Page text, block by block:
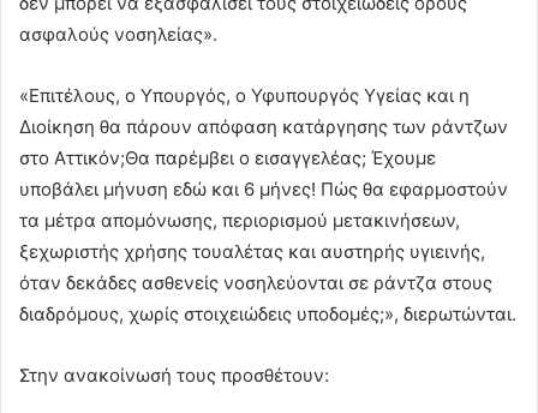
ασφαλούς νοσηλείας».
«Επιτέλους, ο Υπουργός, ο Υφυπουργός Υγείας και η
Διοίκηση θα πάρουν απόφαση κατάργησης των ράντζων
στο Αττικόν;Θα παρέμβει ο εισαγγελέας; Έχουμε
υποβάλει μήνυση εδώ και 6 μήνες! Πώς θα εφαρμοστούν
τα μέτρα απομόνωσης, περιορισμού μετακινήσεων,
ξεχωριστής χρήσης τουαλέτας και αυστηρής υγιεινής,
όταν δεκάδες ασθενείς νοσηλεύονται σε ράντζα στους
διαδρόμους, χωρίς στοιχειώδεις υποδομές;», διερωτώνται.
Στην ανακοίνωσή τους προσθέτουν: